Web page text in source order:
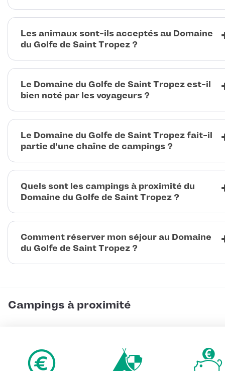
Les animaux sont-ils acceptés au Domaine
du Golfe de Saint Tropez ?
Le Domaine du Golfe de Saint Tropez est-il
bien noté par les voyageurs ?
Le Domaine du Golfe de Saint Tropez fait-il
partie d'une chaîne de campings ?
Quels sont les campings à proximité du
Domaine du Golfe de Saint Tropez ?
Comment réserver mon séjour au Domaine
du Golfe de Saint Tropez ?
Campings à proximité